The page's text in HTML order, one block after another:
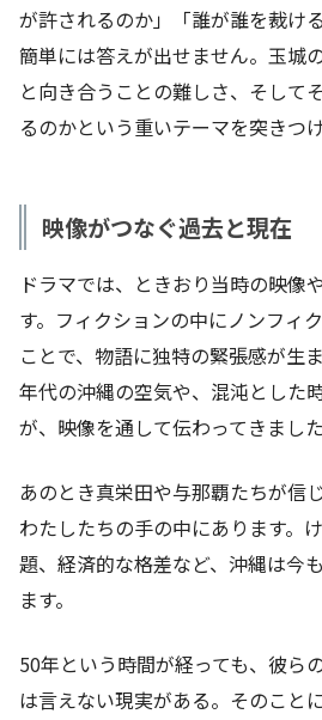
が許されるのか」「誰が誰を裁け
簡単には答えが出せません。玉城
と向き合うことの難しさ、そして
るのかという重いテーマを突きつ
映像がつなぐ過去と現在
ドラマでは、ときおり当時の映像
す。フィクションの中にノンフィ
ことで、物語に独特の緊張感が生
年代の沖縄の空気や、混沌とした
が、映像を通して伝わってきました
あのとき真栄田や与那覇たちが信
わたしたちの手の中にあります。
題、経済的な格差など、沖縄は今
ます。
50年という時間が経っても、彼ら
は言えない現実がある。そのこと